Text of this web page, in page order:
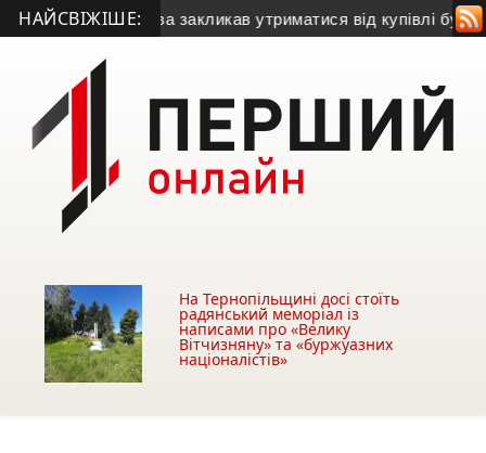
НАЙСВІЖІШЕ:
голова закликав утриматися від купівлі будівлі у
На Тернопільщині досі стоїть
радянський меморіал із
написами про «Велику
Вітчизняну» та «буржуазних
націоналістів»